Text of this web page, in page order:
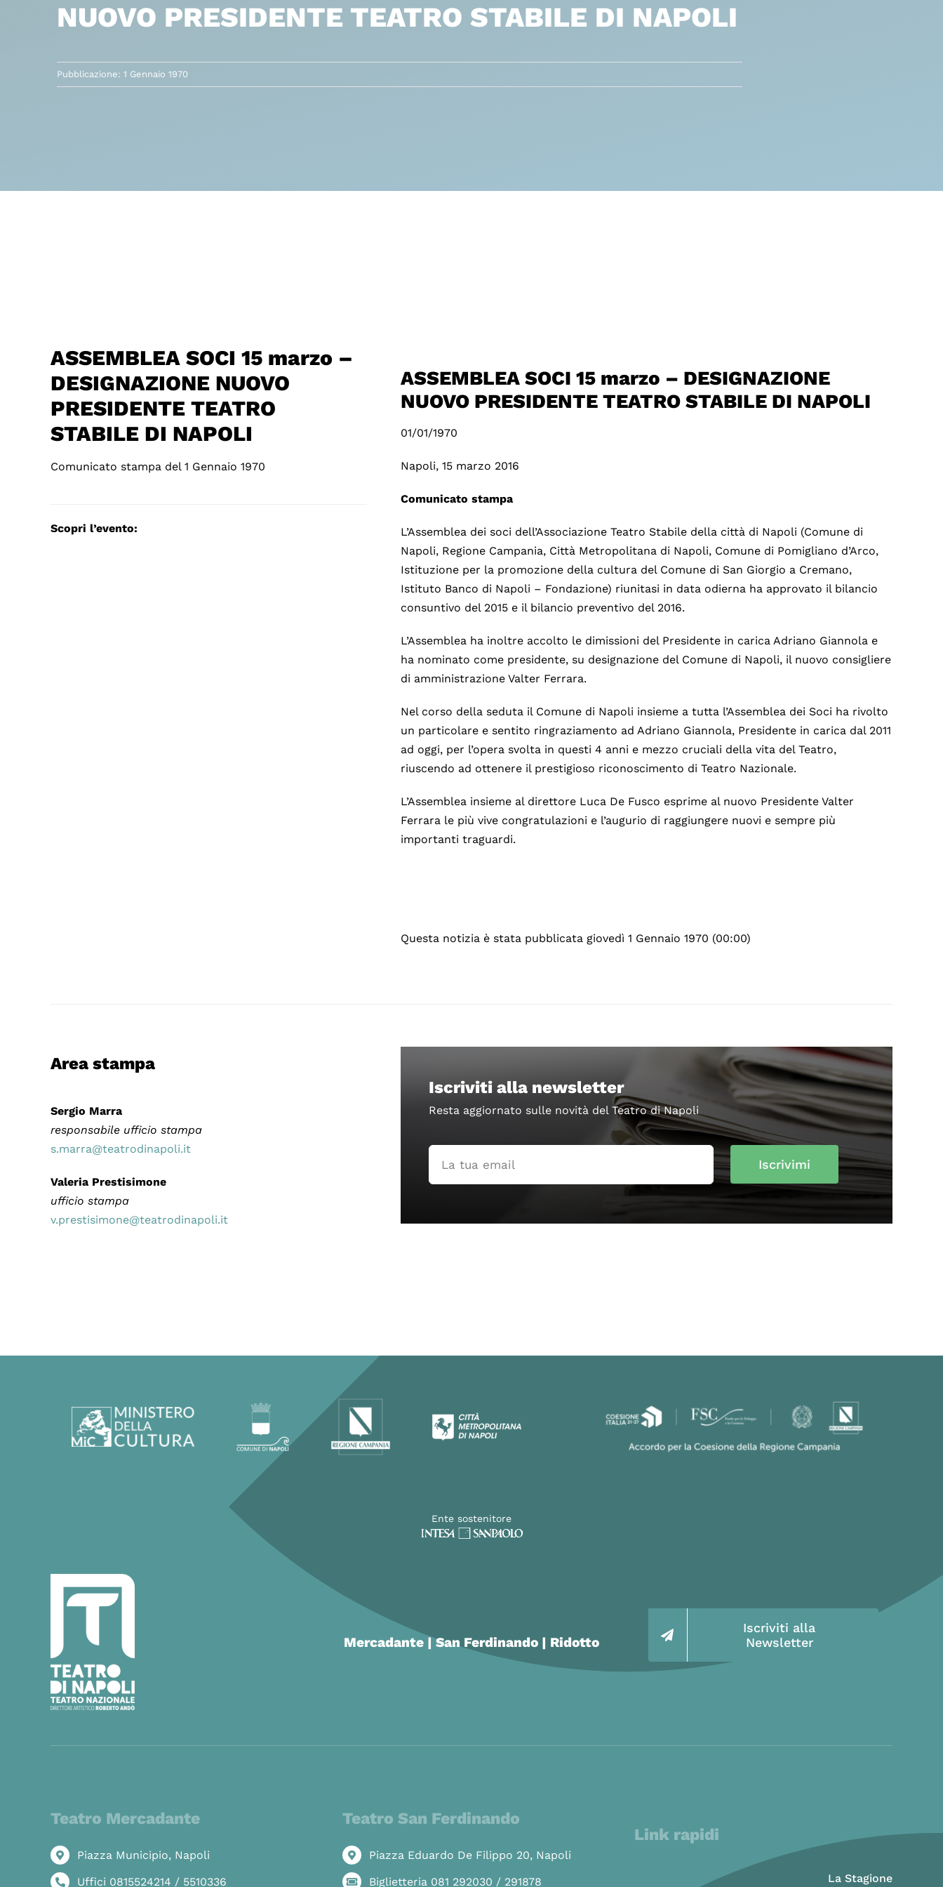
NUOVO PRESIDENTE TEATRO STABILE DI NAPOLI
Pubblicazione: 1 Gennaio 1970
ASSEMBLEA SOCI 15 marzo –
DESIGNAZIONE NUOVO
PRESIDENTE TEATRO
STABILE DI NAPOLI
Comunicato stampa del 1 Gennaio 1970
Scopri l’evento:
ASSEMBLEA SOCI 15 marzo – DESIGNAZIONE
NUOVO PRESIDENTE TEATRO STABILE DI NAPOLI
01/01/1970
Napoli, 15 marzo 2016
Comunicato stampa
L’Assemblea dei soci dell’Associazione Teatro Stabile della città di Napoli (Comune di
Napoli, Regione Campania, Città Metropolitana di Napoli, Comune di Pomigliano d’Arco,
Istituzione per la promozione della cultura del Comune di San Giorgio a Cremano,
Istituto Banco di Napoli – Fondazione) riunitasi in data odierna ha approvato il bilancio
consuntivo del 2015 e il bilancio preventivo del 2016.
L’Assemblea ha inoltre accolto le dimissioni del Presidente in carica Adriano Giannola e
ha nominato come presidente, su designazione del Comune di Napoli, il nuovo consigliere
di amministrazione Valter Ferrara.
Nel corso della seduta il Comune di Napoli insieme a tutta l’Assemblea dei Soci ha rivolto
un particolare e sentito ringraziamento ad Adriano Giannola, Presidente in carica dal 2011
ad oggi, per l’opera svolta in questi 4 anni e mezzo cruciali della vita del Teatro,
riuscendo ad ottenere il prestigioso riconoscimento di Teatro Nazionale.
L’Assemblea insieme al direttore Luca De Fusco esprime al nuovo Presidente Valter
Ferrara le più vive congratulazioni e l’augurio di raggiungere nuovi e sempre più
importanti traguardi.
Questa notizia è stata pubblicata giovedì 1 Gennaio 1970 (00:00)
Area stampa
Sergio Marra
responsabile ufficio stampa
s.marra@teatrodinapoli.it
Valeria Prestisimone
ufficio stampa
v.prestisimone@teatrodinapoli.it
Iscriviti alla newsletter
Resta aggiornato sulle novità del Teatro di Napoli
Iscrivimi
Ente sostenitore
Mercadante | San Ferdinando | Ridotto
Iscriviti alla
Newsletter
Teatro Mercadante
Piazza Municipio, Napoli
Uffici 0815524214 / 5510336
Teatro San Ferdinando
Piazza Eduardo De Filippo 20, Napoli
Biglietteria 081 292030 / 291878
Link rapidi
La Stagione